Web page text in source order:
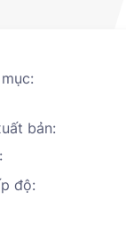
bản:
độ: